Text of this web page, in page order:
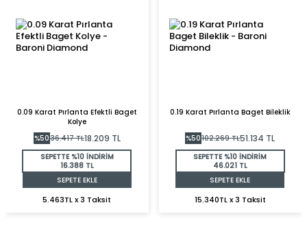
0.09 Karat Pırlanta Efektli Baget
Kolye
%5036.417TL18.209 TL
SEPETTE %10 İNDİRİM
16.388 TL
SEPETE EKLE
5.463TL x 3 Taksit
0.19 Karat Pırlanta Baget Bileklik
%50102.269TL51.134 TL
SEPETTE %10 İNDİRİM
46.021 TL
SEPETE EKLE
15.340TL x 3 Taksit